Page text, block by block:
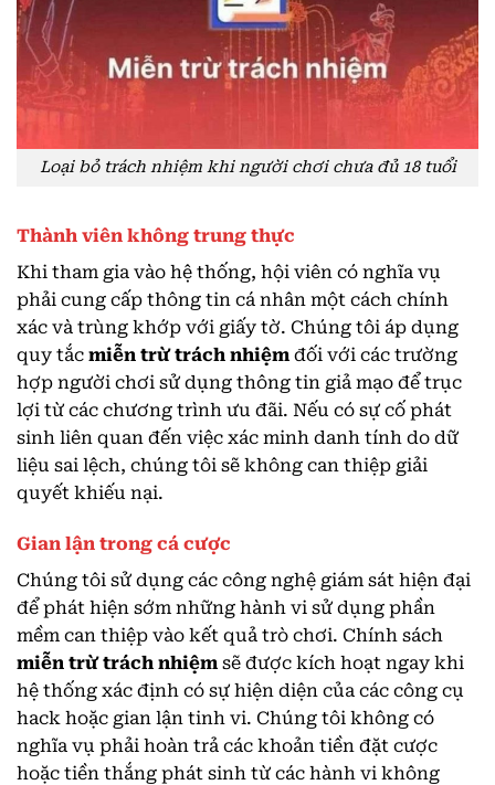
Loại bỏ trách nhiệm khi người chơi chưa đủ 18 tuổi
Thành viên không trung thực
Khi tham gia vào hệ thống, hội viên có nghĩa vụ
phải cung cấp thông tin cá nhân một cách chính
xác và trùng khớp với giấy tờ. Chúng tôi áp dụng
quy tắc miễn trừ trách nhiệm đối với các trường
hợp người chơi sử dụng thông tin giả mạo để trục
lợi từ các chương trình ưu đãi. Nếu có sự cố phát
sinh liên quan đến việc xác minh danh tính do dữ
liệu sai lệch, chúng tôi sẽ không can thiệp giải
quyết khiếu nại.
Gian lận trong cá cược
Chúng tôi sử dụng các công nghệ giám sát hiện đại
để phát hiện sớm những hành vi sử dụng phần
mềm can thiệp vào kết quả trò chơi. Chính sách
miễn trừ trách nhiệm sẽ được kích hoạt ngay khi
hệ thống xác định có sự hiện diện của các công cụ
hack hoặc gian lận tinh vi. Chúng tôi không có
nghĩa vụ phải hoàn trả các khoản tiền đặt cược
hoặc tiền thắng phát sinh từ các hành vi không